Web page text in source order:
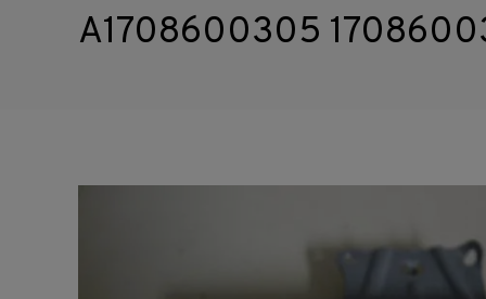
A1708600305